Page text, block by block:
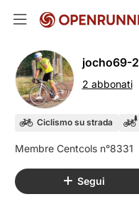
jocho69-2
2 abbonati
Ciclismo su strada
Segui